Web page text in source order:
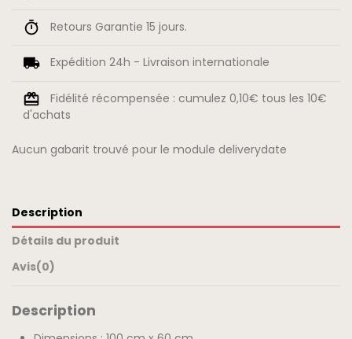
Retours Garantie 15 jours.
Expédition 24h - Livraison internationale
Fidélité récompensée : cumulez 0,10€ tous les 10€
d'achats
Aucun gabarit trouvé pour le module deliverydate
Description
Détails du produit
Avis(0)
Description